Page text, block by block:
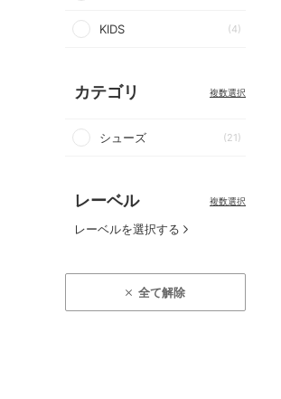
KIDS (4)
カテゴリ 複数選択
シューズ (21)
レーベル 複数選択
レーベルを選択する
全て解除